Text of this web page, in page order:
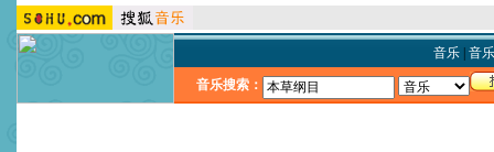
音乐| 音
音乐搜索：